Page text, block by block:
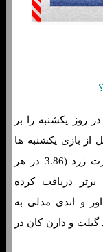
روز یکشنبه را بر
الیور 21 بازی را قبل از بازی یکشنبه ها
قضاوت کرده است و در آن بازی ها 81 کارت زرد (3.86 در هر
دریافت کرده
و اندی مدلی به
گیلت و دارن کان در